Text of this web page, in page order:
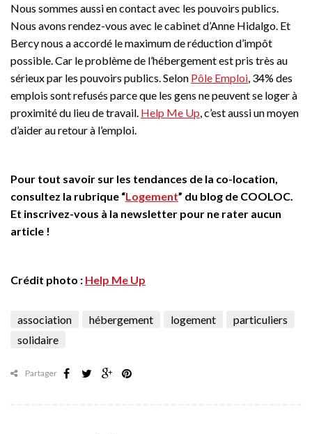
Nous sommes aussi en contact avec les pouvoirs publics.
Nous avons rendez-vous avec le cabinet d’Anne Hidalgo. Et
Bercy nous a accordé le maximum de réduction d’impôt
possible. Car le problème de l’hébergement est pris très au
sérieux par les pouvoirs publics. Selon Pôle Emploi , 34% des
emplois sont refusés parce que les gens ne peuvent se loger à
proximité du lieu de travail. Help Me Up , c’est aussi un moyen
d’aider au retour à l’emploi.
Pour tout savoir sur les tendances de la co-location,
consultez la rubrique “Logement” du blog de COOLOC.
Et inscrivez-vous à la newsletter pour ne rater aucun
article !
Crédit photo : Help Me Up
association hébergement logement
particuliers
solidaire
Partager